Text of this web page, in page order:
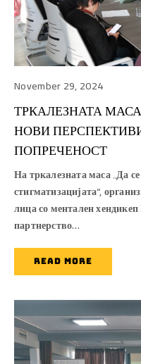
November 29, 2024
ТРКАЛЕЗНАТА
НОВИ
ПОПРЕЧЕНОСТ
На тркалезната маса „Да
стигматизацијата“,
лица со ментален
партнерство…
READ MORE